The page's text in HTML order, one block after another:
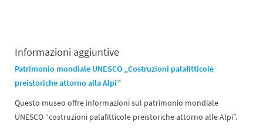
Informazioni aggiuntive
Patrimonio mondiale UNESCO „Costruzioni palafitticole
preistoriche attorno alla Alpi”
Questo museo offre informazioni sul patrimonio mondiale
UNESCO “costruzioni palafitticole preistoriche attorno alle Alpi”.